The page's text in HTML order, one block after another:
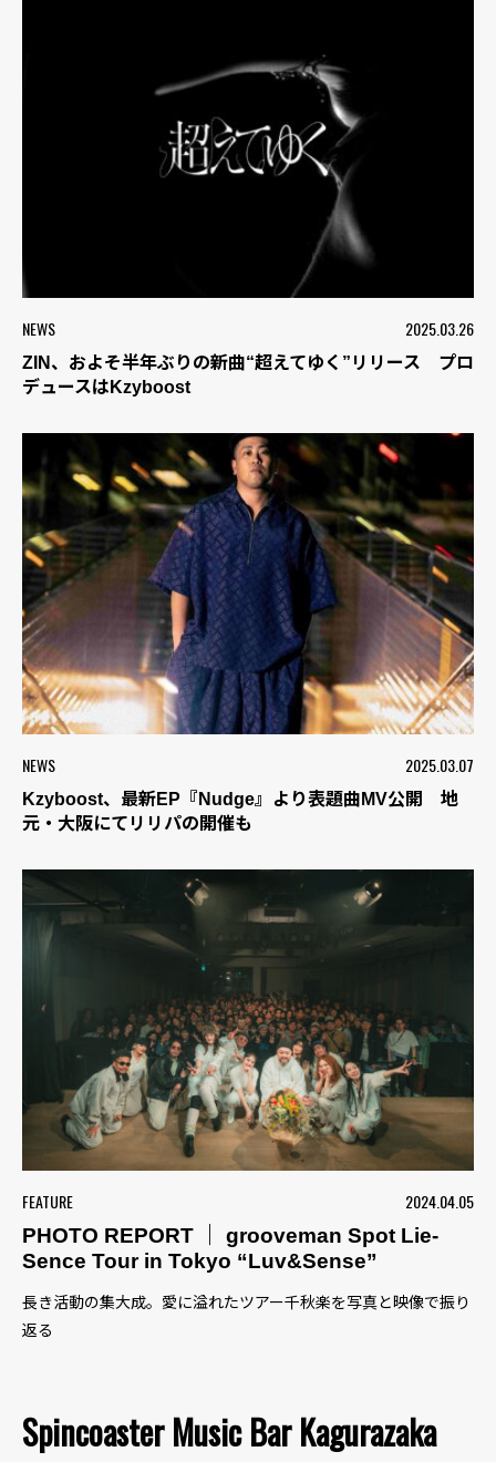
NEWS 2025.03.26
ZIN、およそ半年ぶりの新曲“超えてゆく”リリース プロ
デュースはKzyboost
NEWS 2025.03.07
Kzyboost、最新EP『Nudge』より表題曲MV公開 地
元・大阪にてリリパの開催も
FEATURE
2024.04.05
PHOTO REPORT ｜ grooveman Spot Lie-
Sence Tour in Tokyo “Luv&Sense”
長き活動の集大成。愛に溢れたツアー千秋楽を写真と映像で振り
返る
Spincoaster Music Bar Kagurazaka